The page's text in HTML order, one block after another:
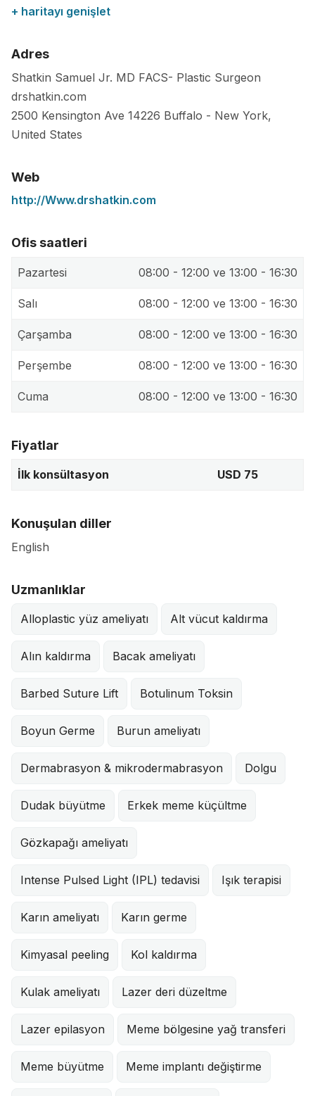
+ haritayı genişlet
Adres
Shatkin Samuel Jr. MD FACS- Plastic Surgeon
drshatkin.com
2500 Kensington Ave 14226 Buffalo - New York,
United States
Web
http://Www.drshatkin.com
Ofis saatleri
Pazartesi 08:00 - 12:00 ve 13:00 - 16:30
Salı 08:00 - 12:00 ve 13:00 - 16:30
Çarşamba 08:00 - 12:00 ve 13:00 - 16:30
Perşembe 08:00 - 12:00 ve 13:00 - 16:30
Cuma 08:00 - 12:00 ve 13:00 - 16:30
Fiyatlar
İlk konsültasyon USD 75
Konuşulan diller
English
Uzmanlıklar
Alloplastic yüz ameliyatı Alt vücut kaldırma
Alın kaldırma Bacak ameliyatı
Barbed Suture Lift Botulinum Toksin
Boyun Germe Burun ameliyatı
Dermabrasyon & mikrodermabrasyon Dolgu
Dudak büyütme Erkek meme küçültme
Gözkapağı ameliyatı
Intense Pulsed Light (IPL) tedavisi Işık terapisi
Karın ameliyatı Karın germe
Kimyasal peeling Kol kaldırma
Kulak ameliyatı Lazer deri düzeltme
Lazer epilasyon Meme bölgesine yağ transferi
Meme büyütme Meme implantı değiştirme